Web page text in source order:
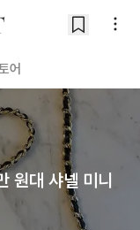
어
원대 샤넬 미니